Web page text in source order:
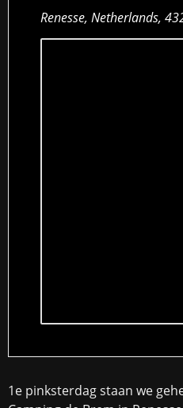
Renesse, Netherlands,
1e pinksterdag staan we